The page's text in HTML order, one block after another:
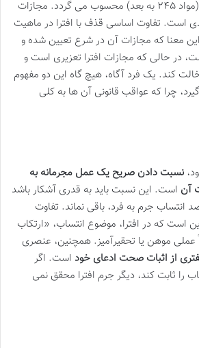
و قانون مجازات اسلامی (مواد ۲۴۵ به بعد) محسوب می گردد. مجازات
حدی است. تفاوت اساسی قذف با افترا در ماهیت
معنا که مجازات آن در شرع تعیین شده و
در حالی که مجازات افترا تعزیری است و
کند. یک فرد آگاه، هیچ گاه این دو مفهوم
چرا که عواقب قانونی آن ها به کلی
نسبت دادن صریح یک عمل مجرمانه به
آن است. این نسبت باید به قدری آشکار باشد
جرم به فرد، باقی نماند. تفاوت
است که در افترا، موضوع انتساب، «ارتکاب
موهن یا تحقیرآمیز. همچنین، عنصری
از اثبات صحت ادعای خود است. اگر
را ثابت کند، دیگر جرم افترا محقق نمی